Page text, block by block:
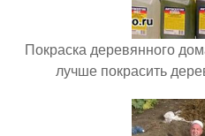
Покраска деревянного
лучше покрасить